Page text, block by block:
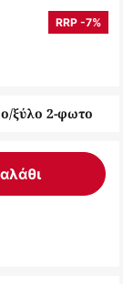
ξύλο 2-φωτο
RRP -7%